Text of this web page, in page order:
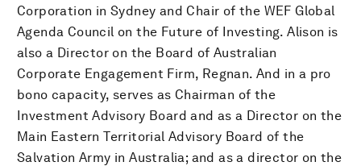
Corporation in Sydney and Chair of the WEF Global
Agenda Council on the Future of Investing. Alison is
also a Director on the Board of Australian
Corporate Engagement Firm, Regnan. And in a pro
bono capacity, serves as Chairman of the
Investment Advisory Board and as a Director on the
Main Eastern Territorial Advisory Board of the
Salvation Army in Australia; and as a director on the